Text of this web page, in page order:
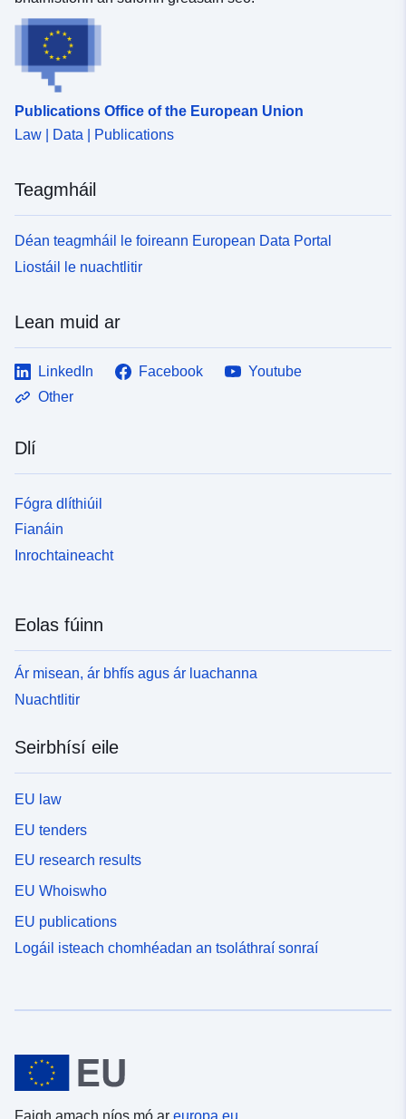
uriRef:
Clóscríobh:
Acmhainn:
http://inspire.ec.europa.eu/
Publications Office of the European Union
Law | Data | Publications
Teagmháil
Déan teagmháil le foireann European Data Portal
Liostáil le nuachtlitir
Lean muid ar
LinkedIn Facebook
Youtube
Other
Dlí
Fógra dlíthiúil
Fianáin
Inrochtaineacht
Eolas fúinn
Ár misean, ár bhfís agus ár luachanna
Nuachtlitir
Seirbhísí eile
EU law
EU tenders
EU research results
EU Whoiswho
EU publications
Logáil isteach chomhéadan an tsoláthraí sonraí